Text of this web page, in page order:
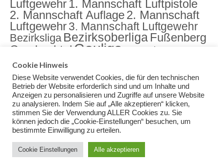
Luftgewehr1. Mannschaft Luftpistole
2. Mannschaft Auflage2. Mannschaft
Luftgewehr3. Mannschaft Luftgewehr
Bezirksliga Bezirksoberliga Fußenberg
Gambachtal Gauliga
Jugend
Jugendarbeit
Meisterschaft Rama Dama Sektion
TrainingVeranstaltungen
Impressum Datenschutz
Cookie Hinweis
Diese Website verwendet Cookies, die für den technischen
Betrieb der Website erforderlich sind und um Inhalte und
Anzeigen zu personalisieren und Zugriffe auf unsere Website
zu analysieren. Indem Sie auf „Alle akzeptieren“ klicken,
stimmen Sie der Verwendung ALLER Cookies zu. Sie
können jedoch die „Cookie-Einstellungen“ besuchen, um
bestimmte Einwilligung zu erteilen.
Cookie Einstellungen Alle akzeptieren